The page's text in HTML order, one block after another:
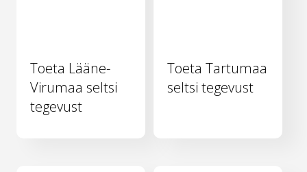
Toeta Lääne-
Virumaa seltsi
tegevust
Toeta Tartumaa
seltsi tegevust